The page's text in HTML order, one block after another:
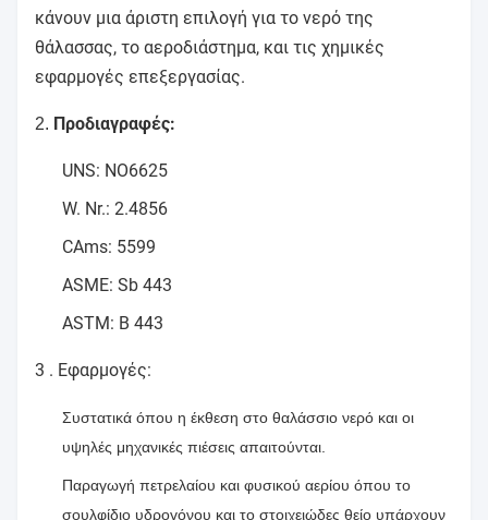
κάνουν μια άριστη επιλογή για το νερό της
θάλασσας, το αεροδιάστημα, και τις χημικές
εφαρμογές επεξεργασίας.
2. Προδιαγραφές:
UNS: NO6625
W. Nr.: 2.4856
CAms: 5599
ASME: Sb 443
ASTM: Β 443
3 . Εφαρμογές:
Συστατικά όπου η έκθεση στο θαλάσσιο νερό και οι
υψηλές μηχανικές πιέσεις απαιτούνται.
Παραγωγή πετρελαίου και φυσικού αερίου όπου το
σουλφίδιο υδρογόνου και το στοιχειώδες θείο υπάρχουν